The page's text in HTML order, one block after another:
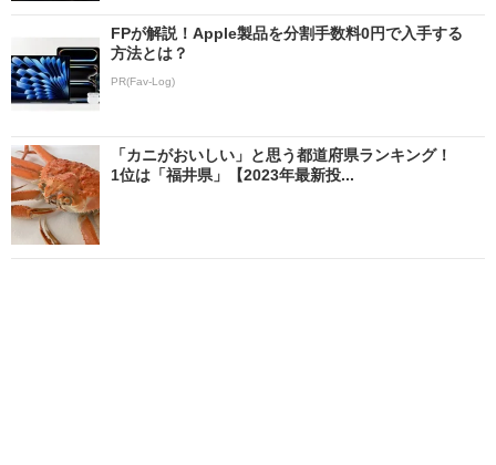
FPが解説！Apple製品を分割手数料0円で入手する
方法とは？
PR(Fav-Log)
「カニがおいしい」と思う都道府県ランキング！
1位は「福井県」【2023年最新投...